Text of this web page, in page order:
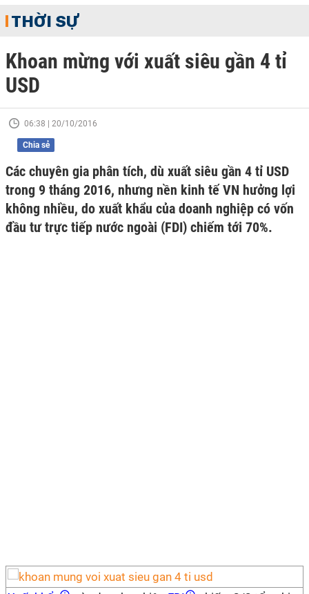
THỜI SỰ
Khoan mừng với xuất siêu gần 4 tỉ
USD
06:38 | 20/10/2016
Chia sẻ
Các chuyên gia phân tích, dù xuất siêu gần 4 tỉ USD
trong 9 tháng 2016, nhưng nền kinh tế VN hưởng lợi
không nhiều, do xuất khẩu của doanh nghiệp có vốn
đầu tư trực tiếp nước ngoài (FDI) chiếm tới 70%.